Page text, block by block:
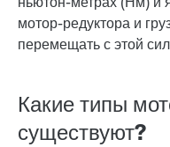
мотор-редуктора и
перемещать с этой
Какие типы
существуют?